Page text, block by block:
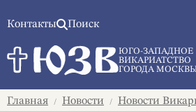
Контакты Поиск
ЮГО-ЗАПАДНОЕ
ВИКАРИАТСТВО
ГОРОДА
Главная / Новости / Новости